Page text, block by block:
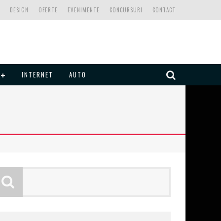
CONTACT
CONCURSURI
EVENIMENTE
OFERTE
DESIGN
INTERNET AUTO